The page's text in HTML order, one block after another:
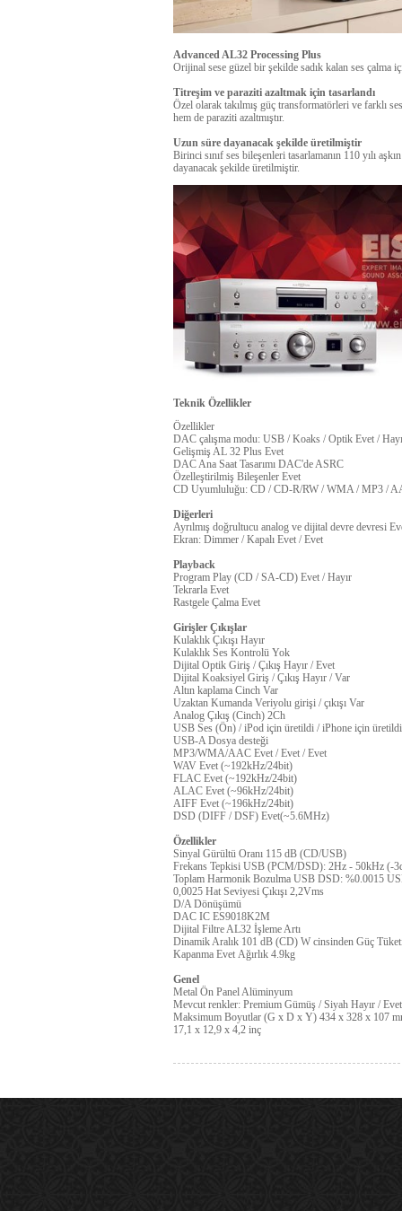
Advanced AL32 Processing Plus
Orijinal sese güzel bir şekilde sadık kalan ses çalma
Titreşim ve paraziti azaltmak için tasarlandı
Özel olarak takılmış güç transformatörleri ve farklı
hem de paraziti azaltmıştır.
Uzun süre dayanacak şekilde üretilmiştir
Birinci sınıf ses bileşenleri tasarlamanın 110 yılı
dayanacak şekilde üretilmiştir.
Teknik Özellikler
Özellikler
DAC çalışma modu: USB / Koaks / Optik Evet /
Gelişmiş AL 32 Plus Evet
DAC Ana Saat Tasarımı DAC'de ASRC
Özelleştirilmiş Bileşenler Evet
CD Uyumluluğu: CD / CD-R/RW / WMA / MP3 /
Diğerleri
Ayrılmış doğrultucu analog ve dijital devre devresi
Ekran: Dimmer / Kapalı Evet / Evet
Playback
Program Play (CD / SA-CD) Evet / Hayır
Tekrarla Evet
Rastgele Çalma Evet
Girişler Çıkışlar
Kulaklık Çıkışı Hayır
Kulaklık Ses Kontrolü Yok
Dijital Optik Giriş / Çıkış Hayır / Evet
Dijital Koaksiyel Giriş / Çıkış Hayır / Var
Altın kaplama Cinch Var
Uzaktan Kumanda Veriyolu girişi / çıkışı Var
Analog Çıkış (Cinch) 2Ch
USB Ses (Ön) / iPod için üretildi / iPhone için üretildi
USB-A Dosya desteği
MP3/WMA/AAC Evet / Evet / Evet
WAV Evet (~192kHz/24bit)
FLAC Evet (~192kHz/24bit)
ALAC Evet (~96kHz/24bit)
AIFF Evet (~196kHz/24bit)
DSD (DIFF / DSF) Evet(~5.6MHz)
Özellikler
Sinyal Gürültü Oranı 115 dB (CD/USB)
Frekans Tepkisi USB (PCM/DSD): 2Hz - 50kHz (-
Toplam Harmonik Bozulma USB DSD: %0.0015
0,0025 Hat Seviyesi Çıkışı 2,2Vms
D/A Dönüşümü
DAC IC ES9018K2M
Dijital Filtre AL32 İşleme Artı
Dinamik Aralık 101 dB (CD) W cinsinden Güç
Kapanma Evet Ağırlık 4.9kg
Genel
Metal Ön Panel Alüminyum
Mevcut renkler: Premium Gümüş / Siyah Hayır / Evet
Maksimum Boyutlar (G x D x Y) 434 x 328 x 107
17,1 x 12,9 x 4,2 inç